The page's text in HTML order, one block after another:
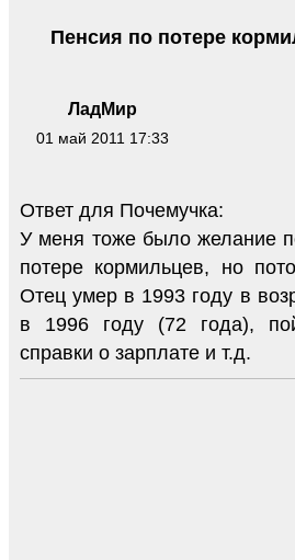
ЛадМир
01 май 2011 17:33
Пенсия по потере
Ответ для Почемучка:
У меня тоже было желание
потере кормильцев, но
Отец умер в 1993 году в
в 1996 году (72 года),
справки о зарплате и т.д.